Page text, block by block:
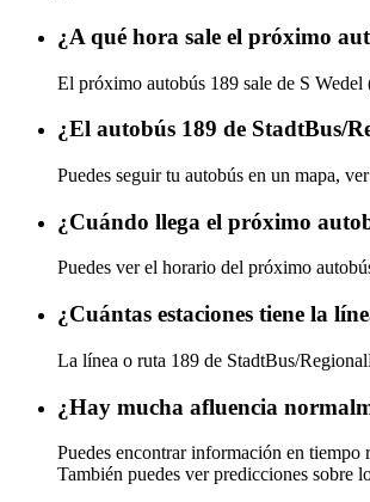
¿A qué hora sale el próximo
El próximo autobús 189 sale de S
¿El autobús 189 de StadtBus/
Puedes seguir tu autobús en un mapa,
¿Cuándo llega el próximo
Puedes ver el horario del próximo
¿Cuántas estaciones tiene la
La línea o ruta 189 de StadtBus/
¿Hay mucha afluencia
Puedes encontrar información en
También puedes ver predicciones sobre